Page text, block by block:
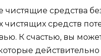
чистящие средства
средств
К счастью, вы
действительно